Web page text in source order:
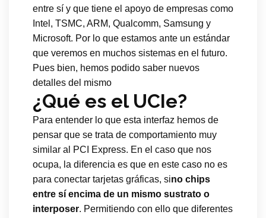
entre sí y que tiene el apoyo de empresas como
Intel, TSMC, ARM, Qualcomm, Samsung y
Microsoft. Por lo que estamos ante un estándar
que veremos en muchos sistemas en el futuro.
Pues bien, hemos podido saber nuevos
detalles del mismo
¿Qué es el UCIe?
Para entender lo que esta interfaz hemos de
pensar que se trata de comportamiento muy
similar al PCI Express. En el caso que nos
ocupa, la diferencia es que en este caso no es
para conectar tarjetas gráficas, sino chips
entre sí encima de un mismo sustrato o
interposer. Permitiendo con ello que diferentes